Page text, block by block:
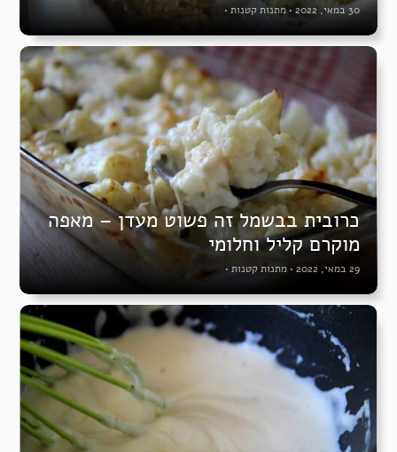
30 במאי, 2022 • מתנות קטנות •
כרובית בבשמל זה פשוט מעדן – מאפה
מוקרם קליל וחלומי
29 במאי, 2022 • מתנות קטנות •